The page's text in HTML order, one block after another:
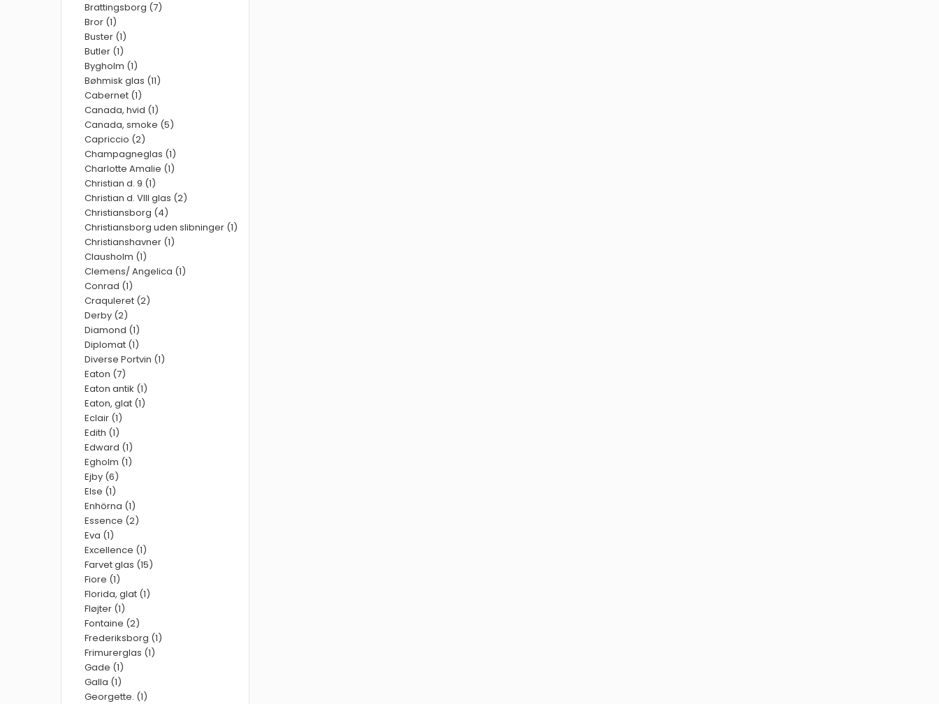
Brattingsborg (7)
Bror (1)
Buster (1)
Butler (1)
Bygholm (1)
Bøhmisk glas (11)
Cabernet (1)
Canada, hvid (1)
Canada, smoke (5)
Capriccio (2)
Champagneglas (1)
Charlotte Amalie (1)
Christian d. 9 (1)
Christian d. VIII glas (2)
Christiansborg (4)
Christiansborg uden slibninger (1)
Christianshavner (1)
Clausholm (1)
Clemens/ Angelica (1)
Conrad (1)
Craquleret (2)
Derby (2)
Diamond (1)
Diplomat (1)
Diverse Portvin (1)
Eaton (7)
Eaton antik (1)
Eaton, glat (1)
Eclair (1)
Edith (1)
Edward (1)
Egholm (1)
Ejby (6)
Else (1)
Enhörna (1)
Essence (2)
Eva (1)
Excellence (1)
Farvet glas (15)
Fiore (1)
Florida, glat (1)
Fløjter (1)
Fontaine (2)
Frederiksborg (1)
Frimurerglas (1)
Gade (1)
Galla (1)
Georgette. (1)